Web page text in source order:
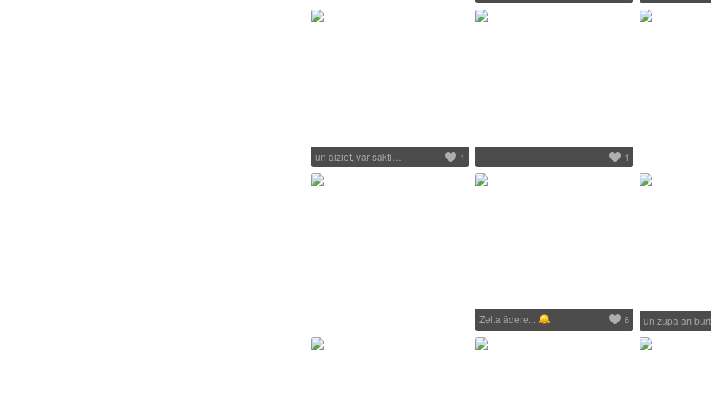
un aiziet, var sākti… 1 1
Zelta ādere... 6 un zupa arī